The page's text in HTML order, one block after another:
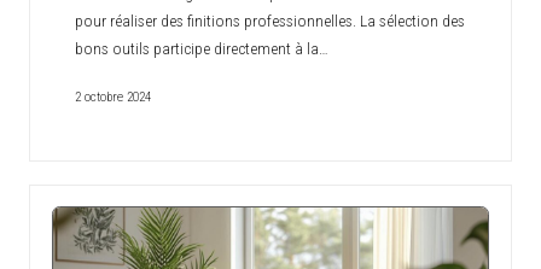
pour réaliser des finitions professionnelles. La sélection des
bons outils participe directement à la…
2 octobre 2024